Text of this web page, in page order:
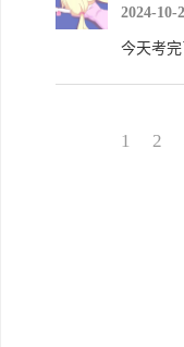
2024-10-
今天考
1 2